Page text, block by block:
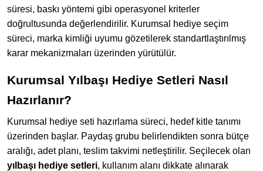
süresi, baskı yöntemi gibi operasyonel kriterler
doğrultusunda değerlendirilir. Kurumsal hediye seçim
süreci, marka kimliği uyumu gözetilerek standartlaştırılmış
karar mekanizmaları üzerinden yürütülür.
Kurumsal Yılbaşı Hediye Setleri Nasıl
Hazırlanır?
Kurumsal hediye seti hazırlama süreci, hedef kitle tanımı
üzerinden başlar. Paydaş grubu belirlendikten sonra bütçe
aralığı, adet planı, teslim takvimi netleştirilir. Seçilecek olan
yılbaşı hediye setleri, kullanım alanı dikkate alınarak